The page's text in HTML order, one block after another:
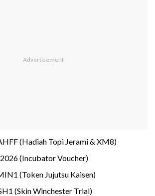
(Hadiah Topi Jerami & XM8)
(Incubator Voucher)
(Token Jujutsu Kaisen)
(Skin Winchester Trial)